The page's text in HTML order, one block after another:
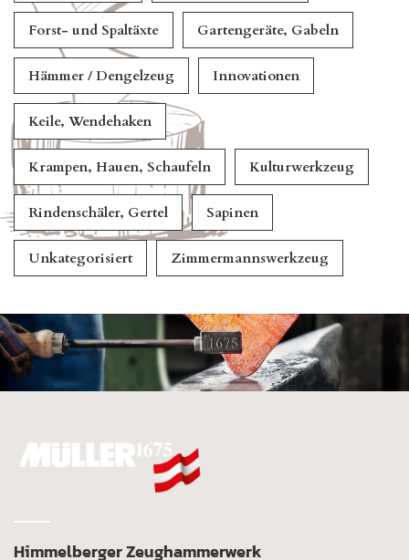
Forst- und Spaltäxte Gartengeräte, Gabeln
Hämmer / Dengelzeug Innovationen
Keile, Wendehaken
Krampen, Hauen, Schaufeln Kulturwerkzeug
Rindenschäler, Gertel Sapinen
Unkategorisiert Zimmermannswerkzeug
Himmelberger Zeughammerwerk